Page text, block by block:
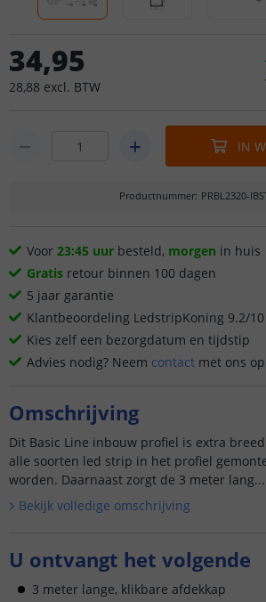
34,95
28,88 excl. BTW
IN
Productnummer: PRBL2320-
Voor 23:45 uur besteld, morgen in huis
Gratis retour binnen 100 dagen
5 jaar garantie
Klantbeoordeling LedstripKoning 9.2/10
Kies zelf een bezorgdatum en tijdstip
Advies nodig? Neem contact met ons
Omschrijving
Dit Basic Line inbouw profiel is extra
alle soorten led strip in het profiel
worden. Daarnaast zorgt de 3 meter lang...
Bekijk volledige omschrijving
U ontvangt het volgende
3 meter lange, klikbare afdekkap